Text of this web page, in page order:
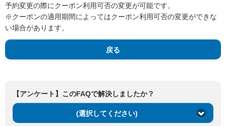
予約変更の際にクーポン利用可否の変更が可能です。
※クーポンの適用期間によってはクーポン利用可否の変更ができな
い場合があります。
戻る
【アンケート】このFAQで解決しましたか？
(選択してください)